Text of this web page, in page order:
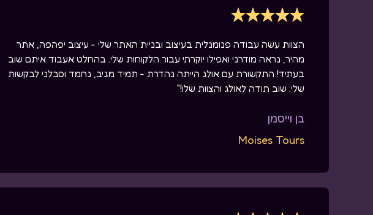
הצוות עשה עבודה פנומנלית בעיצוב ובניית האתר שלי - עיצוב יפהפה, אתר
מהיר, נראה מודרני ואפילו יוקרתי עבור הלקוחות שלי. בהחלט אעבוד איתם שוב
בעתיד! התקשורת עם אולג הייתה נהדרת - תמיד מגיב, נחמד וסבלני לבקשות
שלי. שוב תודה לאולג והצוות שלו!"
בן וייסמן
Moises Tours